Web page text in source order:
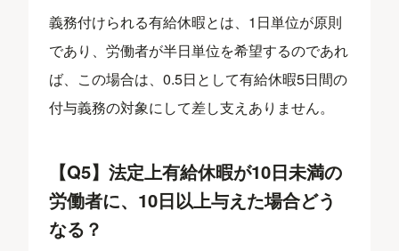
義務付けられる有給休暇とは、1日単位が原則
であり、労働者が半日単位を希望するのであれ
ば、この場合は、0.5日として有給休暇5日間の
付与義務の対象にして差し支えありません。
【Q5】法定上有給休暇が10日未満の
労働者に、10日以上与えた場合どう
なる？